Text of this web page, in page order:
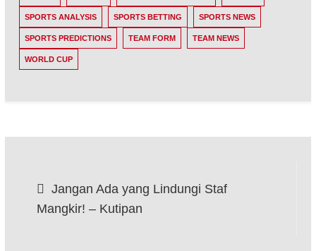
SPORTS ANALYSIS SPORTS BETTING SPORTS NEWS
SPORTS PREDICTIONS TEAM FORM TEAM NEWS
WORLD CUP
navigation
Jangan Ada yang Lindungi Staf
Mangkir! – Kutipan